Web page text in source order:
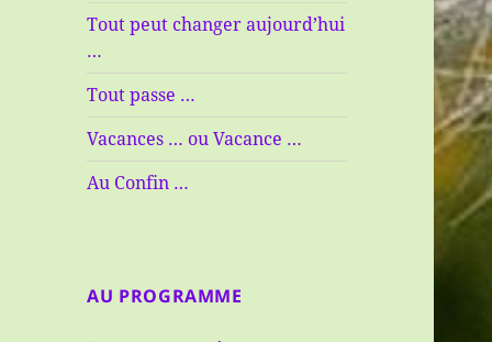
Tout peut changer aujourd’hui
…
Tout passe …
Vacances … ou Vacance …
Au Confin …
AU PROGRAMME